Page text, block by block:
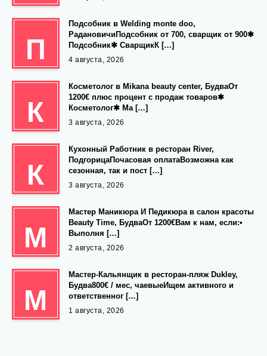
П
Подсобник в Welding monte doo,
РадановичиПодсобник от 700, сварщик от 900✱
Подсобник✱ СварщикК […]
4 августа, 2026
К
Косметолог в Mikana beauty center, БудваОт
1200€ плюс процент с продаж товаров✱
Косметолог✱ Ма […]
3 августа, 2026
К
Кухонный Работник в ресторан River,
ПодгорицаПочасовая оплатаВозможна как
сезонная, так и пост […]
3 августа, 2026
М
Мастер Маникюра И Педикюра в салон красоты
Beauty Time, БудваОт 1200€Вам к нам, если:•
Выполня […]
2 августа, 2026
М
Мастер-Кальянщик в ресторан-пляж Dukley,
Будва800€ / мес, чаевыеИщем активного и
ответственног […]
1 августа, 2026